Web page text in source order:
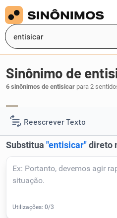
Reescrever Texto
Resumir Texto
Corrigir Texto
Detector de IA
Sinônimo de
6 sinônimos de entisicar para 2